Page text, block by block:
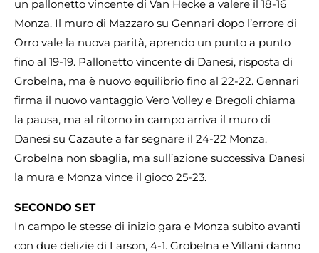
un pallonetto vincente di Van Hecke a valere il 18-16
Monza. Il muro di Mazzaro su Gennari dopo l’errore di
Orro vale la nuova parità, aprendo un punto a punto
fino al 19-19. Pallonetto vincente di Danesi, risposta di
Grobelna, ma è nuovo equilibrio fino al 22-22. Gennari
firma il nuovo vantaggio Vero Volley e Bregoli chiama
la pausa, ma al ritorno in campo arriva il muro di
Danesi su Cazaute a far segnare il 24-22 Monza.
Grobelna non sbaglia, ma sull’azione successiva Danesi
la mura e Monza vince il gioco 25-23.
SECONDO SET
In campo le stesse di inizio gara e Monza subito avanti
con due delizie di Larson, 4-1. Grobelna e Villani danno